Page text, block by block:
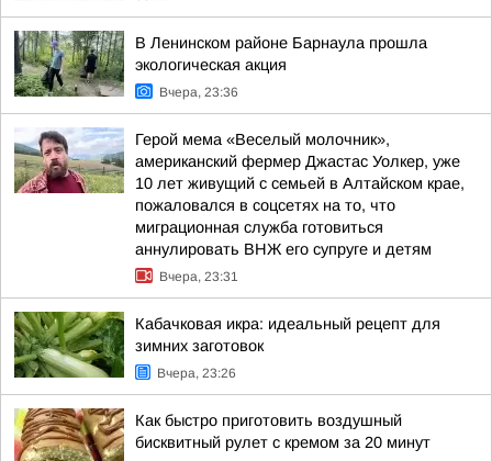
В Ленинском районе Барнаула прошла
экологическая акция
Вчера, 23:36
Герой мема «Веселый молочник»,
американский фермер Джастас Уолкер, уже
10 лет живущий с семьей в Алтайском крае,
пожаловался в соцсетях на то, что
миграционная служба готовиться
аннулировать ВНЖ его супруге и детям
Вчера, 23:31
Кабачковая икра: идеальный рецепт для
зимних заготовок
Вчера, 23:26
Как быстро приготовить воздушный
бисквитный рулет с кремом за 20 минут